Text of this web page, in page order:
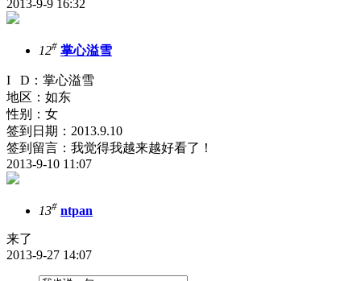
2013-9-9 16:32
12# 掌心溢雪
I D：掌心溢雪
地区：如东
性别：女
签到日期：2013.9.10
签到留言：我觉得我越来越好看了！
2013-9-10 11:07
13# ntpan
来了
2013-9-27 14:07